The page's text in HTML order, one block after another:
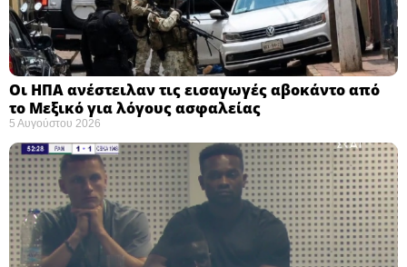
Οι ΗΠΑ ανέστειλαν τις εισαγωγές αβοκάντο από
το Μεξικό για λόγους ασφαλείας
5 Αυγούστου 2026